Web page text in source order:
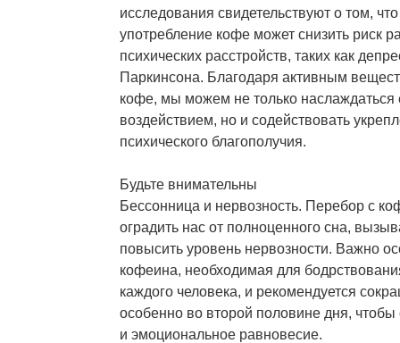
исследования свидетельствуют о том,
употребление кофе может снизить риск
психических расстройств, таких как
Паркинсона. Благодаря активным
кофе, мы можем не только
воздействием, но и содействовать
психического благополучия.
Будьте внимательны
Бессонница и нервозность. Перебор с
оградить нас от полноценного сна,
повысить уровень нервозности. Важно
кофеина, необходимая для
каждого человека, и рекомендуется
особенно во второй половине дня,
и эмоциональное равновесие.